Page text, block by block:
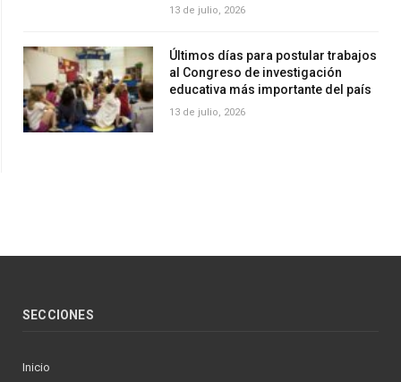
13 de julio, 2026
Últimos días para postular trabajos
al Congreso de investigación
educativa más importante del país
13 de julio, 2026
SECCIONES
Inicio